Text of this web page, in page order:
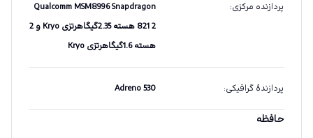
پردازنده مرکزی:
Qualcomm MSM8996 Snapdragon
821 2 هسته 2.35گیگاهرتزی Kryo و 2
هسته 1.6گیگاهرتزی Kryo
پردازندهٔ گرافیکی:
Adreno 530
حافظه